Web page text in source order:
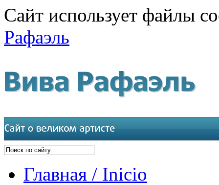
Сайт использует файлы
Рафаэль
Главная / Inicio